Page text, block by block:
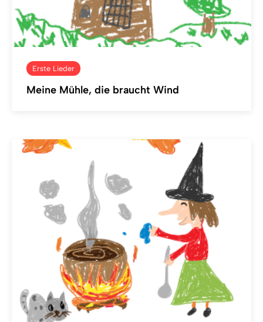
Erste Lieder
Meine Mühle, die braucht Wind